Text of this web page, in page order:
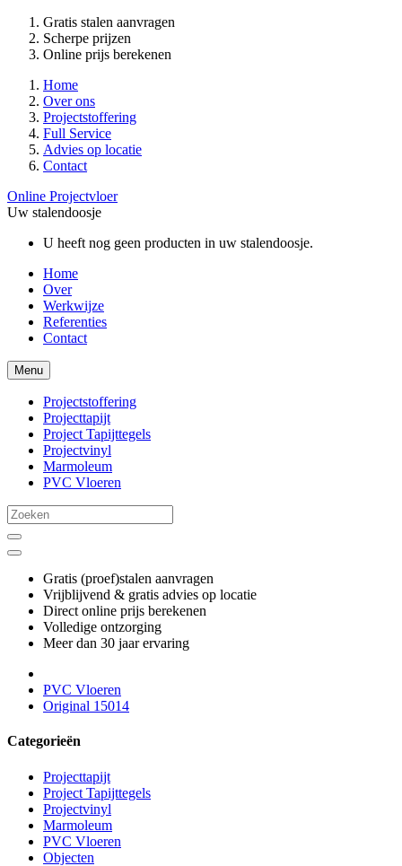
Gratis stalen aanvragen
Scherpe prijzen
Online prijs berekenen
Home
Over ons
Projectstoffering
Full Service
Advies op locatie
Contact
Online Projectvloer
Uw stalendoosje
U heeft nog geen producten in uw stalendoosje.
Home
Over
Werkwijze
Referenties
Contact
Menu
Projectstoffering
Projecttapijt
Project Tapijttegels
Projectvinyl
Marmoleum
PVC Vloeren
Gratis (proef)stalen aanvragen
Vrijblijvend & gratis advies op locatie
Direct online prijs berekenen
Volledige ontzorging
Meer dan 30 jaar ervaring
PVC Vloeren
Original 15014
Categorieën
Projecttapijt
Project Tapijttegels
Projectvinyl
Marmoleum
PVC Vloeren
Objecten